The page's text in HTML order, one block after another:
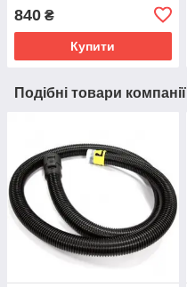
840 ₴
Купити
Подібні товари компанії